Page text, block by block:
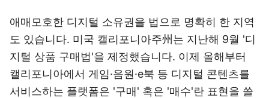
애매모호한 디지털 소유권을 법으로 명확히 한 지역
도 있습니다. 미국 캘리포니아주州는 지난해 9월 '디
지털 상품 구매법'을 제정했습니다. 이제 올해부터
캘리포니아에서 게임·음원·e북 등 디지털 콘텐츠를
서비스하는 플랫폼은 '구매' 혹은 '매수'란 표현을 쓸